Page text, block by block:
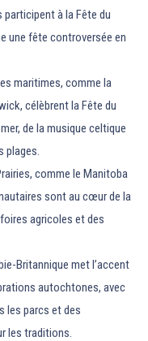
à la Fête du
une fête controversée en
maritimes, comme la
célèbrent la Fête du
de la musique celtique
plages.
comme le Manitoba
sont au cœur de la
agricoles et des
Britannique met l’accent
autochtones, avec
les parcs et des
les traditions.